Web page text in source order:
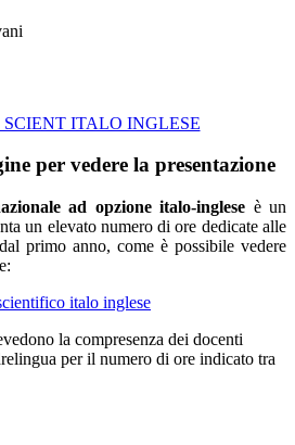
per vedere la presentazione
ad opzione italo-inglese è un
un elevato numero di ore dedicate alle
primo anno, come è possibile vedere
la compresenza dei docenti
per il numero di ore indicato tra
il trimestre